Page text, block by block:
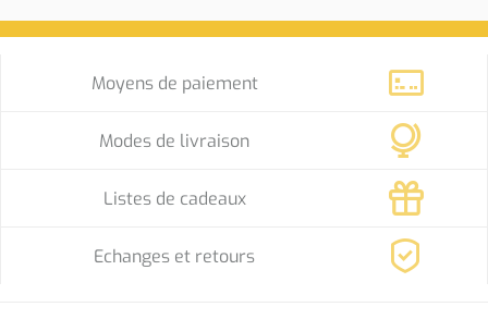
Moyens de paiement
Modes de livraison
Listes de cadeaux
Echanges et retours